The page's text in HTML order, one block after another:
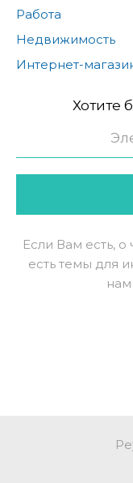
Работа
Недвижимость
Интернет-
Хотите
Если Вам есть,
есть темы для
нам